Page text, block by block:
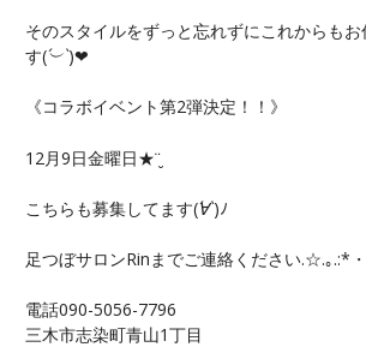
そのスタイルをずっと忘れずにこれからもお
す(´︶`)❤︎
《コラボイベント第2弾決定！！》
12月9日金曜日★¨̮
こちらも募集してます(´∀`)ﾉ
足つぼサロンRinまでご連絡ください.☆.｡.:*
電話090-5056-7796
三木市志染町青山1丁目